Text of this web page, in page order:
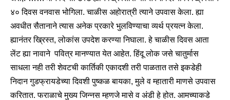
४० दिवस वनवास भोगिला. चाळीस अहोरात्री त्याने उपवास केला. ह्या
अवधीत सैतानाने त्यास अनेक प्रकारे भुलविण्याचा व्यर्थ प्रयत्न केला.
ह्यानंतर ख्रिस्त, लोकांस उपदेश करण्या निघाला. हे चाळीस दिवस आता
लेंट ह्या नावाने पवित्र मानण्यात येत आहेत. हिंदू लोक जसे चातुर्मास
साधला नही तरी शेवटची कार्तिकी एकादशी तरी पाळतात तसे इकडेही
निदान गुडफ्रायडेच्या दिवशी पुष्कळ बायका, मुले व म्हातारी माणसे उपवास
करितात. फराळाचे मुख्य जिन्नस म्हणजे मासे व अंडी हे होत. आमच्याकडे